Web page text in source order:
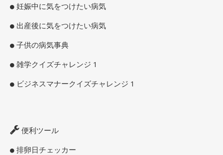
妊娠中に気をつけたい病気
出産後に気をつけたい病気
子供の病気事典
雑学クイズチャレンジ 1
ビジネスマナークイズチャレンジ 1
便利ツール
排卵日チェッカー